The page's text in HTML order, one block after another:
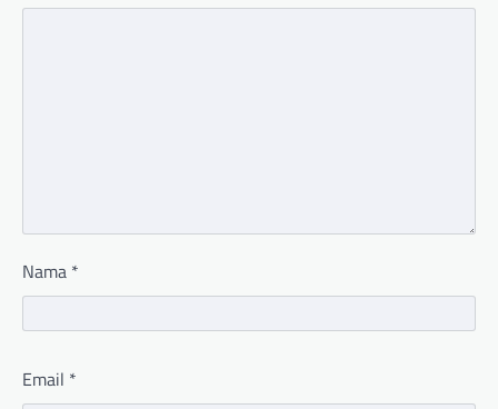
Nama *
Email *